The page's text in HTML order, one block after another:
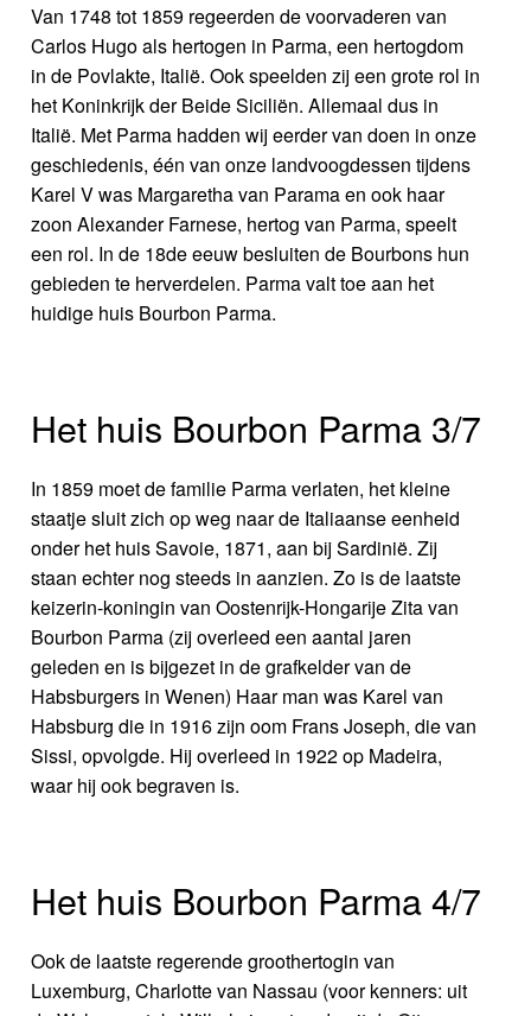
Van 1748 tot 1859 regeerden de voorvaderen van
Carlos Hugo als hertogen in Parma, een hertogdom
in de Povlakte, Italië. Ook speelden zij een grote rol in
het Koninkrijk der Beide Siciliën. Allemaal dus in
Italië. Met Parma hadden wij eerder van doen in onze
geschiedenis, één van onze landvoogdessen tijdens
Karel V was Margaretha van Parama en ook haar
zoon Alexander Farnese, hertog van Parma, speelt
een rol. In de 18de eeuw besluiten de Bourbons hun
gebieden te herverdelen. Parma valt toe aan het
huidige huis Bourbon Parma.
Het huis Bourbon Parma 3/7
In 1859 moet de familie Parma verlaten, het kleine
staatje sluit zich op weg naar de Italiaanse eenheid
onder het huis Savoie, 1871, aan bij Sardinië. Zij
staan echter nog steeds in aanzien. Zo is de laatste
keizerin-koningin van Oostenrijk-Hongarije Zita van
Bourbon Parma (zij overleed een aantal jaren
geleden en is bijgezet in de grafkelder van de
Habsburgers in Wenen) Haar man was Karel van
Habsburg die in 1916 zijn oom Frans Joseph, die van
Sissi, opvolgde. Hij overleed in 1922 op Madeira,
waar hij ook begraven is.
Het huis Bourbon Parma 4/7
Ook de laatste regerende groothertogin van
Luxemburg, Charlotte van Nassau (voor kenners: uit